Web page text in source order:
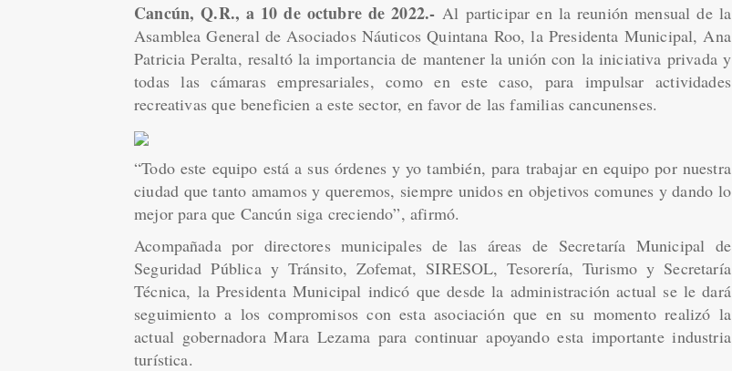
Cancún, Q.R., a 10 de octubre de 2022.-Al participar en la reunión mensual de la
Asamblea General de Asociados Náuticos Quintana Roo, la Presidenta Municipal, Ana
Patricia Peralta, resaltó la importancia de mantener la unión con la iniciativa privada y
todas las cámaras empresariales, como en este caso, para impulsar actividades
recreativas que beneficien a este sector, en favor de las familias cancunenses.
“Todo este equipo está a sus órdenes y yo también, para trabajar en equipo por nuestra
ciudad que tanto amamos y queremos, siempre unidos en objetivos comunes y dando lo
mejor para que Cancún siga creciendo”, afirmó.
Acompañada por directores municipales de las áreas de Secretaría Municipal de
Seguridad Pública y Tránsito, Zofemat, SIRESOL, Tesorería, Turismo y Secretaría
Técnica, la Presidenta Municipal indicó que desde la administración actual se le dará
seguimiento a los compromisos con esta asociación que en su momento realizó la
actual gobernadora Mara Lezama para continuar apoyando esta importante industria
turística.